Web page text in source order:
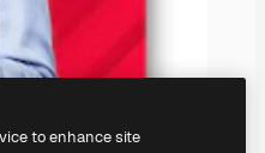
to enhance site